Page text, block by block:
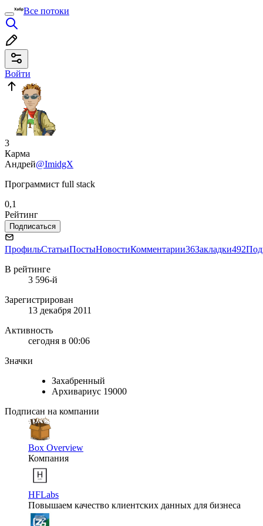
Все потоки
Войти
3
Карма
Андрей@ImidgX
Программист full stack
0,1
Рейтинг
Подписаться
ПрофильСтатьиПостыНовостиКомментарии36Закладки492
В рейтинге
3 596-й
Зарегистрирован
13 декабря 2011
Активность
сегодня в 00:06
Значки
Захабренный
Архивариус 19000
Подписан на компании
Box Overview
Компания
HFLabs
Повышаем качество клиентских данных для бизнеса